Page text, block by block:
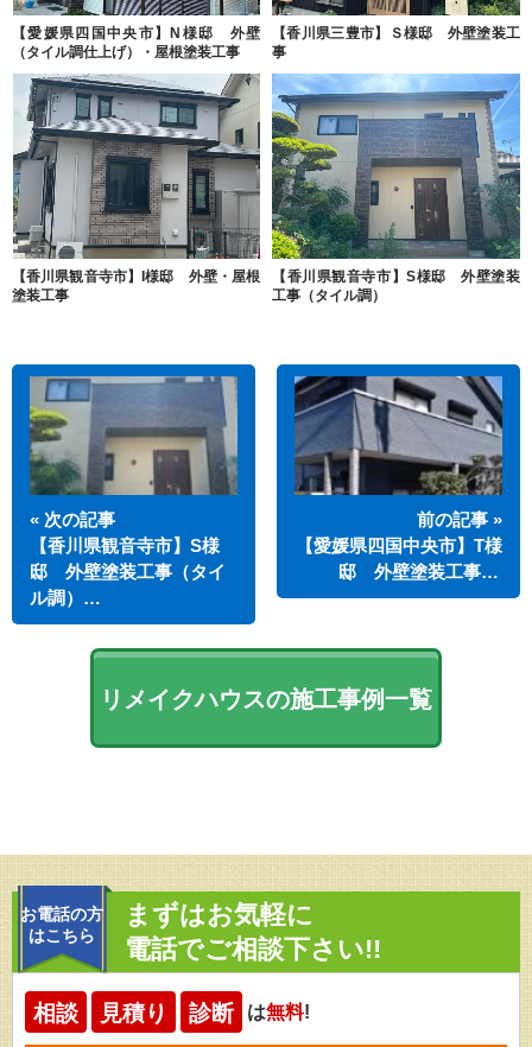
【愛媛県四国中央市】N様邸 外壁
（タイル調仕上げ）・屋根塗装工事
【香川県三豊市】Ｓ様邸 外壁塗装工
事
【香川県観音寺市】I様邸 外壁・屋根
塗装工事
【香川県観音寺市】S様邸 外壁塗装
工事（タイル調）
« 次の記事
【香川県観音寺市】S様
邸 外壁塗装工事（タイ
ル調）…
前の記事 »
【愛媛県四国中央市】T様
邸 外壁塗装工事…
リメイクハウスの施工事例一覧
お電話の方
はこちら
まずはお気軽に
電話でご相談下さい!!
相談 見積り 診断 は無料!